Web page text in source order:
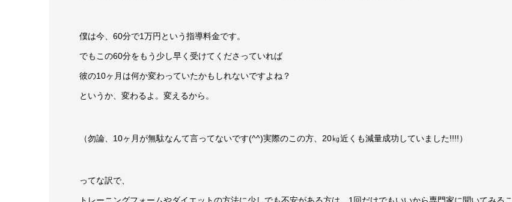
僕は今、60分で1万円という指導料金です。
でもこの60分をもう少し早く受けてくださっていれば
彼の10ヶ月は何か変わっていたかもしれないですよね？
というか、変わるよ。変えるから。
（勿論、10ヶ月が無駄なんて言ってないです(^^)実際のこの方、20㎏近くも減量成功していました!!!!）
ってな訳で、